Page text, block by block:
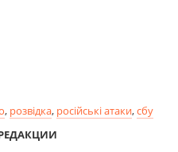
, розвідка, російські атаки,сбу